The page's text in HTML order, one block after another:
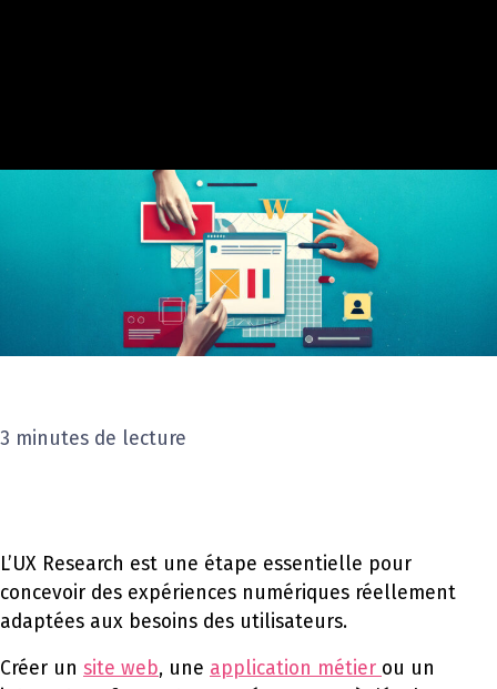
3 minutes de lecture
L’UX Research est une étape essentielle pour
concevoir des expériences numériques réellement
adaptées aux besoins des utilisateurs.
Créer un site web, une application métier ou un